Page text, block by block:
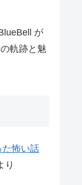
が
軌跡と魅
た怖い話
り